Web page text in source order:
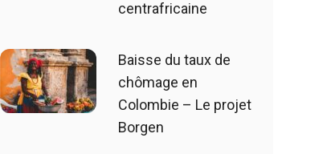
centrafricaine
Baisse du taux de
chômage en
Colombie – Le projet
Borgen